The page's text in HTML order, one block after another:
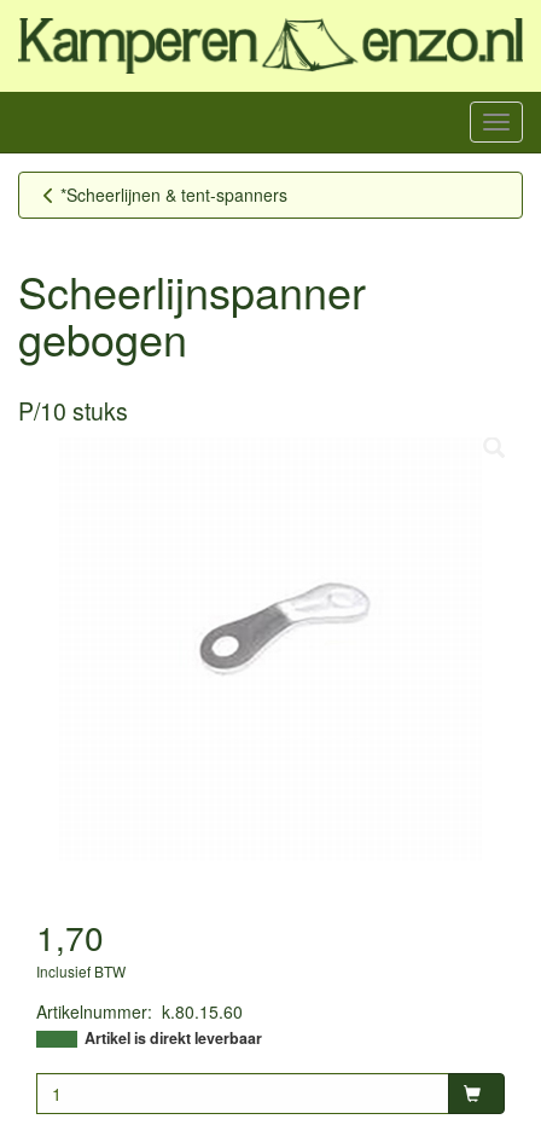
Menu
*Scheerlijnen & tent-spanners
Scheerlijnspanner
gebogen
P/10 stuks
1,70
Inclusief BTW
Artikelnummer: k.80.15.60
Artikel is direkt leverbaar